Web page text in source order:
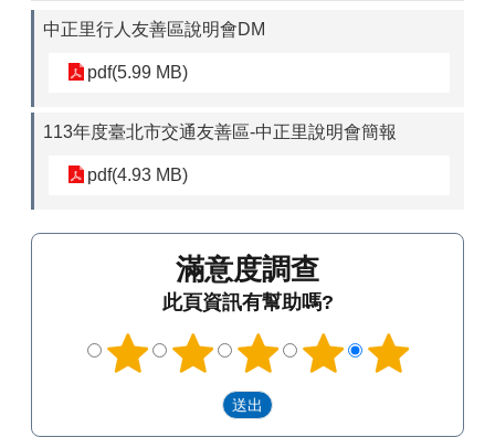
中正里行人友善區說明會DM
pdf(5.99 MB)
113年度臺北市交通友善區-中正里說明會簡報
pdf(4.93 MB)
滿意度調查
此頁資訊有幫助嗎?